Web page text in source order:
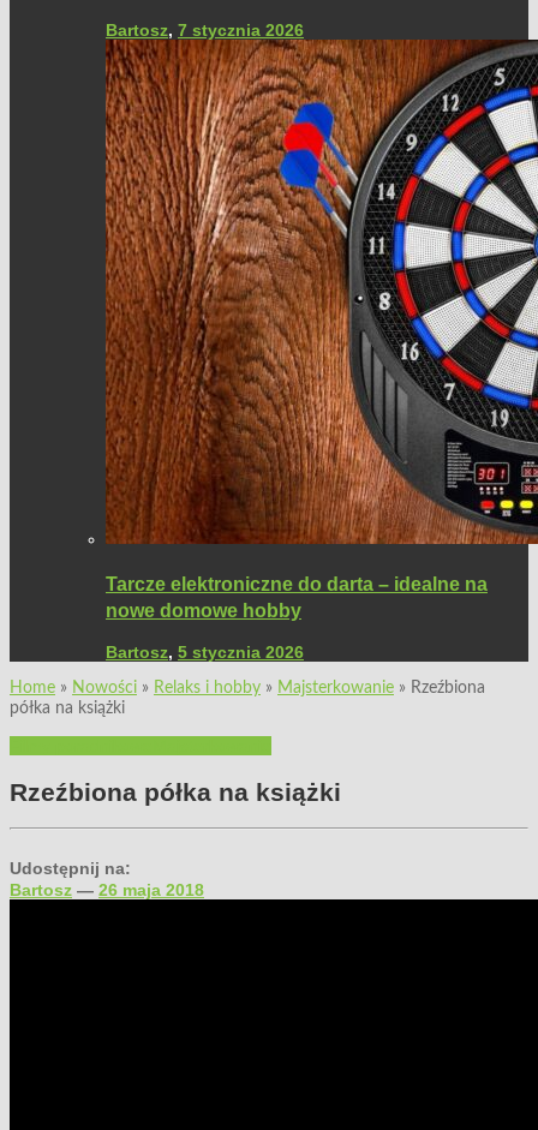
Bartosz, 7 stycznia 2026
Tarcze elektroniczne do darta – idealne na
nowe domowe hobby
Bartosz, 5 stycznia 2026
Home » Nowości » Relaks i hobby » Majsterkowanie » Rzeźbiona
półka na książki
Rzeźbiona półka na książki
Udostępnij na:
Bartosz — 26 maja 2018